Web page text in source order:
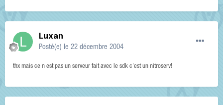
Luxan
Posté(e) le 22 décembre 2004
thx mais ce n est pas un serveur fait avec le sdk c'est un nitroserv!